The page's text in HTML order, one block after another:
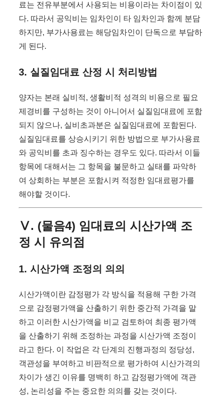
료는 전유부분에서 사용되는 비용이라는 차이점이 있
다. 따라서 공익비는 임차인이 타 임차인과 함께 분담
하지만, 부가사용료는 해당임차인이 단독으로 부담하
게 된다.
3. 실질임대료 산정 시 처리방법
양자는 본래 실비적, 생활비적 성격의 비용으로 필요
제경비를 구성하는 것이 아니어서 실질임대료에 포함
되지 않으나, 실비초과분은 실질임대료에 포함된다.
실질임대료를 상승시키기 위한 방법으로 부가사용료
와 공익비를 초과 징수하는 경우도 있다. 따라서 이들
항목에 대해서는 그 항목을 불문하고 실태를 파악하
여 상회하는 부분은 포함시켜 적정한 임대료평가를
해야할 것이다.
Ⅴ. (물음4) 임대료의 시산가액 조
정 시 유의점
1. 시산가액 조정의 의의
시산가액이란 감정평가 각 방식을 적용해 구한 가격
으로 감정평가액을 산출하기 위한 중간적 가격을 말
하고 이러한 시산가액을 비교 검토하여 최종 평가액
을 산출하기 위해 조정하는 과정을 시산가액 조정이
라고 한다. 이 작업은 각 단계의 진행과정의 정당성,
객관성을 부여하고 비판적으로 평가하여 시산가격의
차이가 생긴 이유를 명백히 하고 감정평가액에 객관
성, 논리성을 주는 중요한 의의를 갖는 것이다.